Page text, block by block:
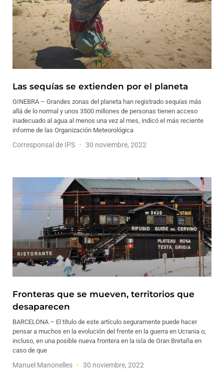
Las sequías se extienden por el planeta
GINEBRA – Grandes zonas del planeta han registrado sequías más
allá de lo normal y unos 3500 millones de personas tienen acceso
inadecuado al agua al menos una vez al mes, indicó el más reciente
informe de las Organización Meteorológica
Corresponsal de IPS 30 noviembre, 2022
Fronteras que se mueven, territorios que
desaparecen
BARCELONA – El título de este artículo seguramente puede hacer
pensar a muchos en la evolución del frente en la guerra en Ucrania o,
incluso, en una posible nueva frontera en la isla de Gran Bretaña en
caso de que
Manuel Manonelles 30 noviembre, 2022